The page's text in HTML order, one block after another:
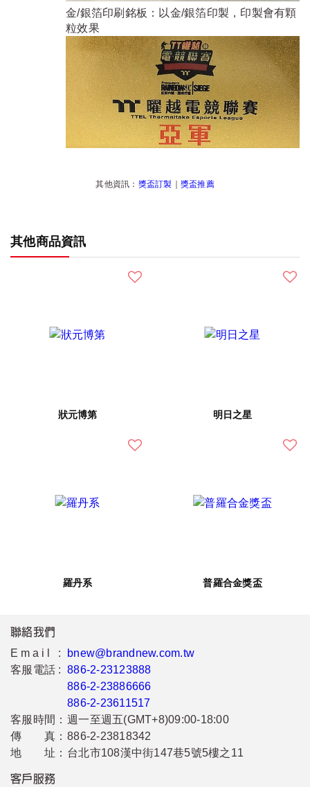
金/銀箔印刷銘板：以金/銀箔印製，印製會有顆
粒效果
其他資訊： 獎盃訂製 ｜ 獎盃推薦
其他商品資訊
狀元博第 明日之星
羅丹系 普羅合金獎盃
聯絡我們
Email :
bnew@brandnew.com.tw
客服電話 : 886-2-23123888
886-2-23886666
886-2-23611517
客服時間： 週一至週五(GMT+8)09:00-18:00
傳 真： 886-2-23818342
地 址： 台北市108漢中街147巷5號5樓之11
客戶服務